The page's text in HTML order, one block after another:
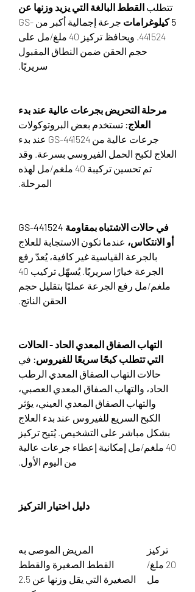
تتطلب القطط البالغة التي يزيد وزنها عن
5 كيلوغرامات
جرعة إجمالية أكبر من GS-
441524. ويحافظ تركيز 40 ملغ/مل على
حجم الحقن ضمن النطاق المقبول
سريريًا.
مرحلة التحريض بجرعات عالية عند بدء
العلاج: تستخدم بعض البروتوكولات
جرعات عالية من GS-441524 عند بدء
العلاج لكبح الحمل الفيروسي بسرعة. وقد
تم تحسين تركيبة 40 ملغم/مل لهذه
المرحلة.
في حالات الاشتباه بمقاومة GS-441524
أو الانتكاس، عندما تكون الاستجابة للعلاج
بالجرعة القياسية غير كافية، يُعدّ رفع
الجرعة خيارًا سريريًا. يُسهّل تركيب 40
ملغم/مل رفع الجرعة عمليًا بتقليل حجم
الحقن الناتج.
التهاب الصفاق المعدي الحاد - الحالات
التي تتطلب كبحًا سريعًا للفيروس: في
حالات التهاب الصفاق المعدي الرطب
الحاد، والتهاب الصفاق المعدي العصبي،
والتهاب الصفاق المعدي العيني، يؤثر
الكبح السريع للفيروس عند بدء العلاج
بشكل مباشر على التشخيص. يُتيح تركيز
40 ملغم/مل إمكانية إعطاء جرعات عالية
من اليوم الأول.
دليل اختيار التركيز
تركيز
المريض الموصى به
20 ملغ/
مل
القطط الصغيرة والقطط
الصغيرة التي يقل وزنها عن 2.5